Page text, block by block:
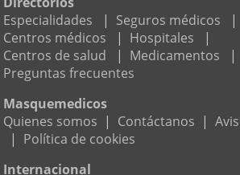
Especialidades
| Seguros médicos
|
Centros médicos
| Hospitales
|
Centros de salud
| Medicamentos
|
Preguntas frecuentes
Masquemedicos
Quienes somos | Contáctanos |
| Política de cookies
Internacional